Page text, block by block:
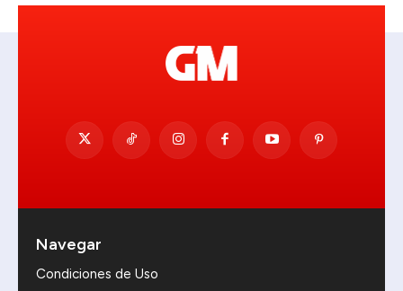
Navegar
Condiciones de Uso